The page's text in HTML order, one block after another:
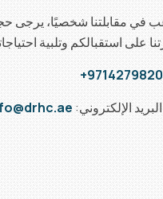
في مقابلتنا شخصيًا، يرجى
على استقبالكم وتلبية
+
الإلكتروني: